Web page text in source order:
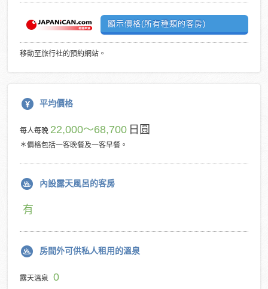
顯示價格(所有種類的客房)
移動至旅行社的預約網站。
平均價格
每人每晚 22,000～68,700 日圓
＊價格包括一客晚餐及一客早餐。
內設露天風呂的客房
有
房間外可供私人租用的溫泉
露天溫泉 0